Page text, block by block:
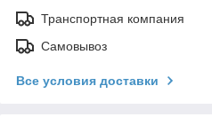
Транспортная компания
Самовывоз
Все условия доставки